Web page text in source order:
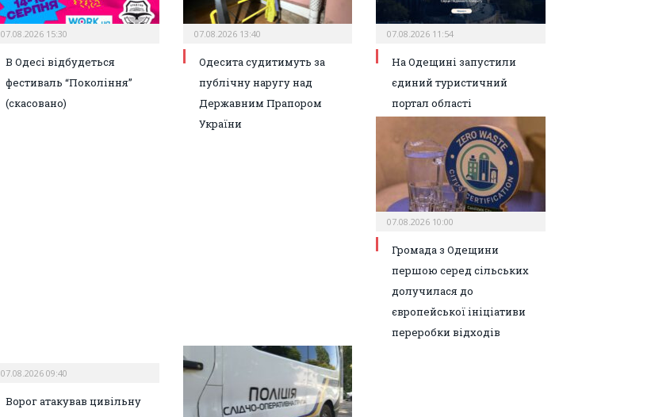
07.08.2026 15:30
В Одесі відбудеться
фестиваль “Покоління”
(скасовано)
07.08.2026 13:40
Одесита судитимуть за
публічну наругу над
Державним Прапором
України
07.08.2026 11:54
На Одещині запустили
єдиний туристичний
портал області
07.08.2026 10:00
Громада з Одещини
першою серед сільських
долучилася до
європейської ініціативи
переробки відходів
07.08.2026 09:40
Ворог атакував цивільну